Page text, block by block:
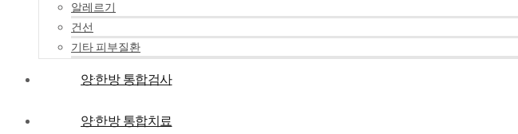
알레르기
건선
기타 피부질환
양·한방 통합검사
양·한방 통합치료